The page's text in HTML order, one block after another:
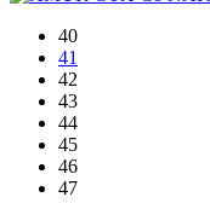
40
41
42
43
44
45
46
47